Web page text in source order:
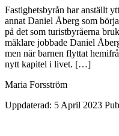
Fastighetsbyrån har anställt
annat Daniel Åberg som
på det som turistbyråerna
mäklare jobbade Daniel
men när barnen flyttat
nytt kapitel i livet. […]
Maria Forsström
Uppdaterad: 5 April 2023